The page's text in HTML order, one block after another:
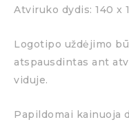
Atviruko dydis: 140 x
Logotipo uždėjimo
atspausdintas ant
viduje.
Papildomai kainuoja